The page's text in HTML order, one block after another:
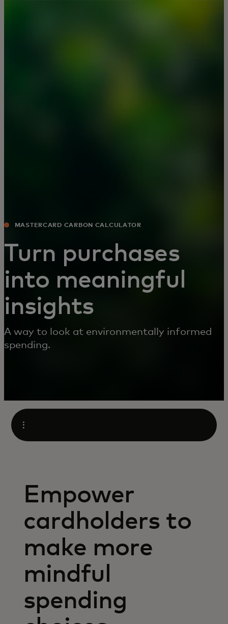
MASTERCARD CARBON CALCULATOR
Turn purchases
into meaningful
insights
A way to look at environmentally informed
spending.
Apri
Empower
cardholders to
make more
mindful
spending